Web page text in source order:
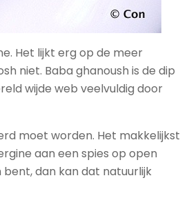
Het lijkt erg op de meer
niet. Baba ghanoush is de dip
wijde web veelvuldig door
moet worden. Het makkelijkst
aan een spies op open
bent, dan kan dat natuurlijk